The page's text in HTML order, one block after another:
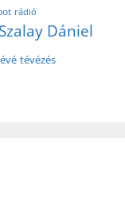
rádió
Szalay Dániel
tévézés